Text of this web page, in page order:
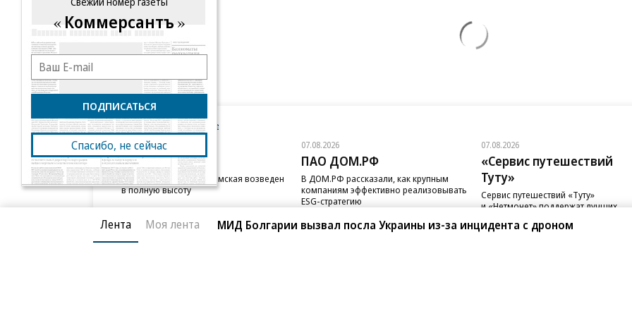
Новости компаний Все
07.08.2026
STONE
Бизнес-центр STONE Римская возведен
в полную высоту
07.08.2026
ПАО ДОМ.РФ
В ДОМ.РФ рассказали, как крупным
компаниям эффективно реализовывать
ESG-стратегию
07.08.2026
«Сервис путешествий
Туту»
Сервис путешествий «Туту»
и «Нетмонет» поддержат лучших
Лента Моя лента МИД Болгарии вызвал посла Украины из-за инцидента с дроном
Коммерсантъ
ПОДПИСАТЬСЯ
Спасибо, не сейчас